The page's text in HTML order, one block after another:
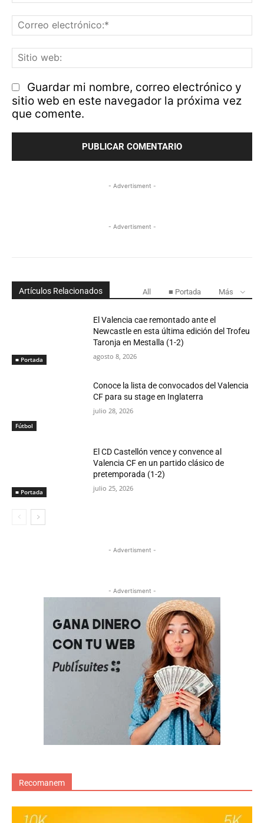
Guardar mi nombre, correo electrónico y
sitio web en este navegador la próxima vez
que comente.
- Advertisment -
- Advertisment -
Artículos Relacionados All ■ Portada Más
■ Portada
El Valencia cae remontado ante el
Newcastle en esta última edición del Trofeu
Taronja en Mestalla (1-2)
agosto 8, 2026
Fútbol
Conoce la lista de convocados del Valencia
CF para su stage en Inglaterra
julio 28, 2026
■ Portada
El CD Castellón vence y convence al
Valencia CF en un partido clásico de
pretemporada (1-2)
julio 25, 2026
- Advertisment -
- Advertisment -
Recomanem